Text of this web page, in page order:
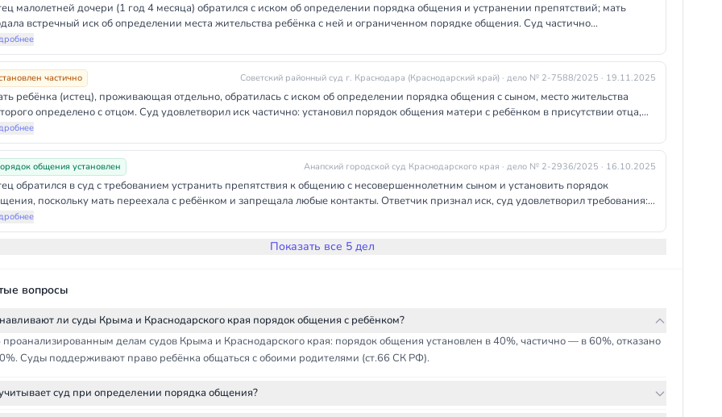
малолетней дочери (1 год 4 месяца) обратился с иском об определении порядка общения и устранении препятствий; мать
встречный иск об определении места жительства ребёнка с ней и ограниченном порядке общения. Суд частично
иск отца, установив общение 2 раза в неделю по 1 часу в общественных местах в присутствии матери, отказав в более
графике и в требовании об устранении препятствий; место жительства ребёнка определено с матерью.
частично Советский районный суд г. Краснодара (Краснодарский край) · дело № 2-7588/2025 · 19.11.2025
ребёнка (истец), проживающая отдельно, обратилась с иском об определении порядка общения с сыном, место жительства
определено с отцом. Суд удовлетворил иск частично: установил порядок общения матери с ребёнком в присутствии отца,
ночных пребываний, поскольку по месту жительства матери не созданы надлежащие условия для длительного пребывания
а истец состоит на учёте в наркодиспансере.
общения установлен Анапский городской суд Краснодарского края · дело № 2-2936/2025 · 16.10.2025
обратился в суд с требованием устранить препятствия к общению с несовершеннолетним сыном и установить порядок
поскольку мать переехала с ребёнком и запрещала любые контакты. Ответчик признал иск, суд удовлетворил требования:
общение по средам после школы, по воскресеньям с 11:00 до 17:00, а также раз в год на 10 дней в каникулы.
Показать все 5 дел
вопросы
ли суды Крыма и Краснодарского края порядок общения с ребёнком?
делам судов Крыма и Краснодарского края: порядок общения установлен в 40%, частично — в 60%, отказано
Суды поддерживают право ребёнка общаться с обоими родителями (ст.66 СК РФ).
суд при определении порядка общения?